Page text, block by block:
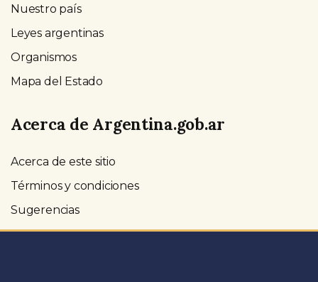
Nuestro país
Leyes argentinas
Organismos
Mapa del Estado
Acerca de Argentina.gob.ar
Acerca de este sitio
Términos y condiciones
Sugerencias